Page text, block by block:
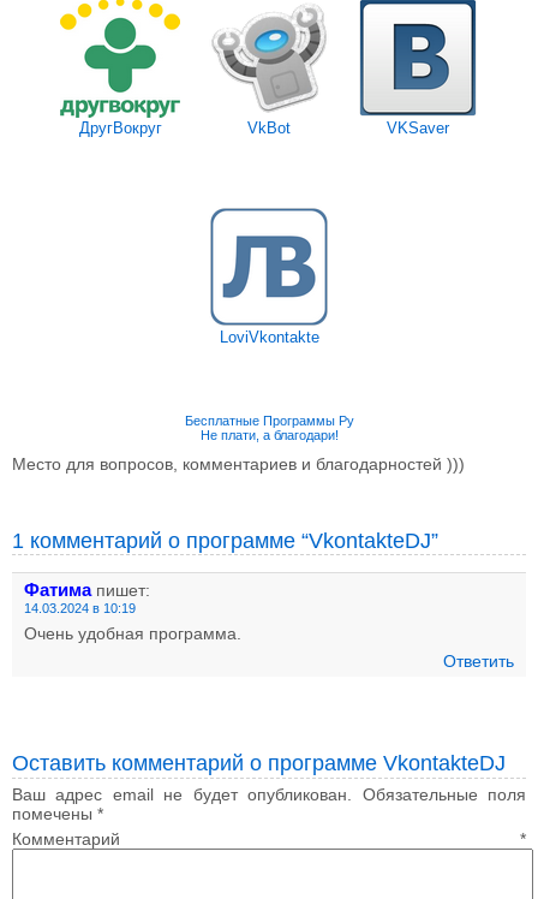
ДругВокруг VkBot VKSaver
LoviVkontakte
Бесплатные Программы Ру
Не плати, а благодари!
Место для вопросов, комментариев и благодарностей )))
1 комментарий о программе “VkontakteDJ”
Фатима пишет:
14.03.2024 в 10:19
Очень удобная программа.
Ответить
Оставить комментарий о программе VkontakteDJ
Ваш адрес email не будет опубликован.
Обязательные поля
помечены *
Комментарий *